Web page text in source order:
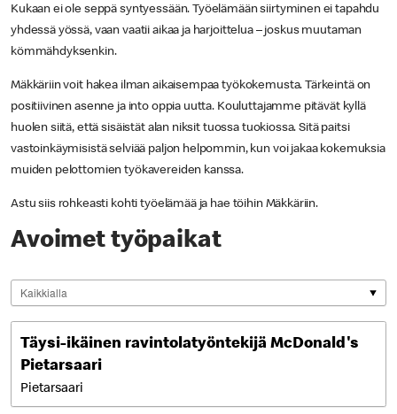
Kukaan ei ole seppä syntyessään. Työelämään siirtyminen ei tapahdu
yhdessä yössä, vaan vaatii aikaa ja harjoittelua – joskus muutaman
kömmähdyksenkin.
Mäkkäriin voit hakea ilman aikaisempaa työkokemusta. Tärkeintä on
positiivinen asenne ja into oppia uutta. Kouluttajamme pitävät kyllä
huolen siitä, että sisäistät alan niksit tuossa tuokiossa. Sitä paitsi
vastoinkäymisistä selviää paljon helpommin, kun voi jakaa kokemuksia
muiden pelottomien työkavereiden kanssa.
Astu siis rohkeasti kohti työelämää ja hae töihin Mäkkäriin.
Avoimet työpaikat